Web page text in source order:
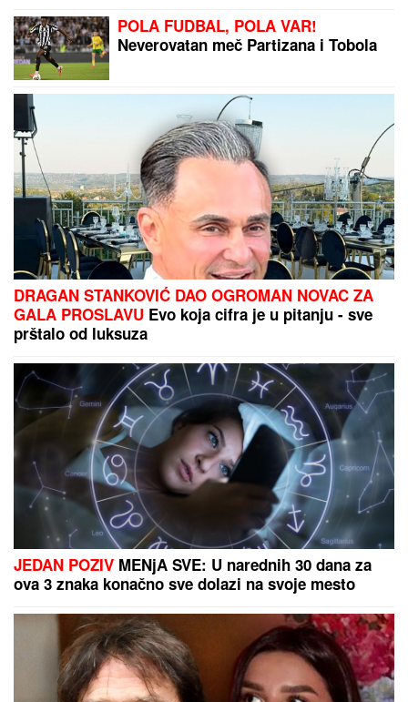
POLA FUDBAL, POLA VAR!
Neverovatan meč Partizana i Tobola
DRAGAN STANKOVIĆ DAO OGROMAN NOVAC ZA
GALA PROSLAVU Evo koja cifra je u pitanju - sve
prštalo od luksuza
JEDAN POZIV MENjA SVE: U narednih 30 dana za
ova 3 znaka konačno sve dolazi na svoje mesto